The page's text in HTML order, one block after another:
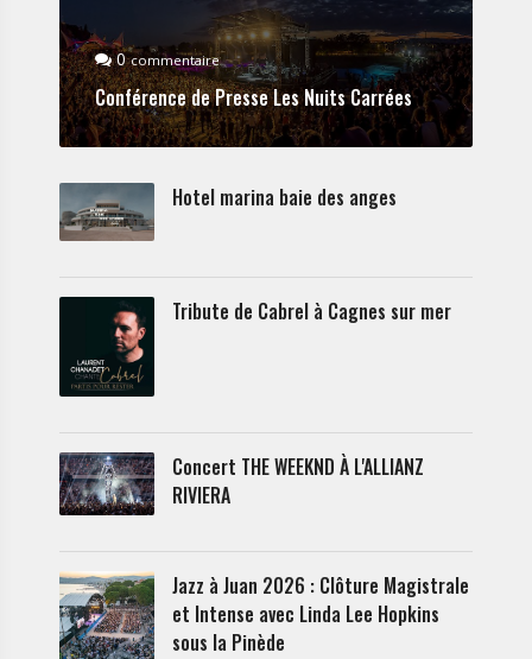
0commentaire
Conférence de Presse Les Nuits Carrées
Hotel marina baie des anges
Tribute de Cabrel à Cagnes sur mer
Concert THE WEEKND À L'ALLIANZ
RIVIERA
Jazz à Juan 2026 : Clôture Magistrale
et Intense avec Linda Lee Hopkins
sous la Pinède